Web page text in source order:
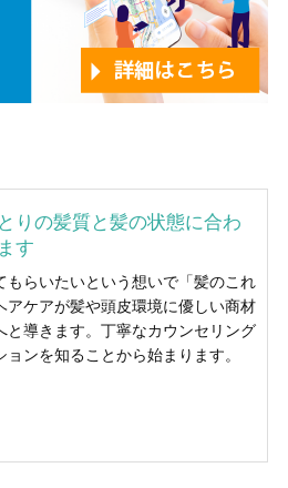
りの髪質と髪の状態に合わ
す
もらいたいという想いで「髪のこれ
アケアが髪や頭皮環境に優しい商材
と導きます。丁寧なカウンセリング
ンを知ることから始まります。